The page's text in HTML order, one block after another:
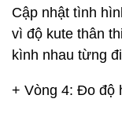
Cập nhật tình
vì độ kute thân
kình nhau từng
+ Vòng 4: Đo độ